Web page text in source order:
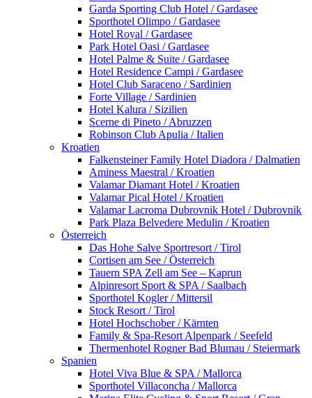
Garda Sporting Club Hotel / Gardasee
Sporthotel Olimpo / Gardasee
Hotel Royal / Gardasee
Park Hotel Oasi / Gardasee
Hotel Palme & Suite / Gardasee
Hotel Residence Campi / Gardasee
Hotel Club Saraceno / Sardinien
Forte Village / Sardinien
Hotel Kalura / Sizilien
Scerne di Pineto / Abruzzen
Robinson Club Apulia / Italien
Kroatien
Falkensteiner Family Hotel Diadora / Dalmatien
Aminess Maestral / Kroatien
Valamar Diamant Hotel / Kroatien
Valamar Pical Hotel / Kroatien
Valamar Lacroma Dubrovnik Hotel / Dubrovnik
Park Plaza Belvedere Medulin / Kroatien
Österreich
Das Hohe Salve Sportresort / Tirol
Cortisen am See / Österreich
Tauern SPA Zell am See – Kaprun
Alpinresort Sport & SPA / Saalbach
Sporthotel Kogler / Mittersil
Stock Resort / Tirol
Hotel Hochschober / Kärnten
Family & Spa-Resort Alpenpark / Seefeld
Thermenhotel Rogner Bad Blumau / Steiermark
Spanien
Hotel Viva Blue & SPA / Mallorca
Sporthotel Villaconcha / Mallorca